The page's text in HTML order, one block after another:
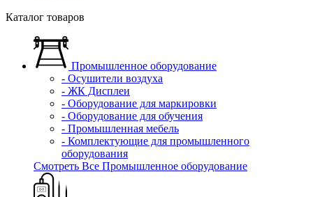
Каталог товаров
Промышленное оборудование
- Осушители воздуха
- ЖК Дисплеи
- Оборудование для маркировки
- Оборудование для обучения
- Промышленная мебель
- Комплектующие для промышленного
оборудования
Смотреть Все Промышленное оборудование